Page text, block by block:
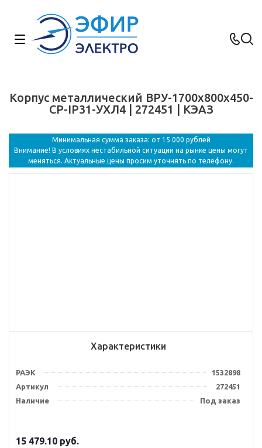
Корпус металлический ВРУ-1700х800х450-
СР-IP31-УХЛ4 | 272451 | КЭАЗ
Минимальная сумма заказа: от 15 000 рублей
Внимание! В условиях нестабильной ситуации на рынке цены могут
меняться. Актуальные цены просим уточнять по телефону.
Характеристики
РАЭК
1532898
Артикул
272451
Наличие
Под заказ
15 479.10 руб.